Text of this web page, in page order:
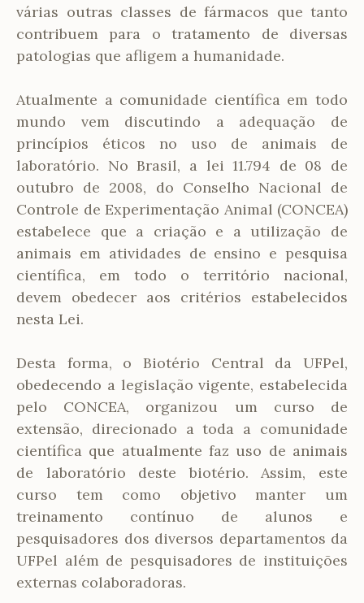
várias outras classes de fármacos que tanto
contribuem para o tratamento de diversas
patologias que afligem a humanidade.
Atualmente a comunidade científica em todo
mundo vem discutindo a adequação de
princípios éticos no uso de animais de
laboratório. No Brasil, a lei 11.794 de 08 de
outubro de 2008, do Conselho Nacional de
Controle de Experimentação Animal (CONCEA)
estabelece que a criação e a utilização de
animais em atividades de ensino e pesquisa
científica, em todo o território nacional,
devem obedecer aos critérios estabelecidos
nesta Lei.
Desta forma, o Biotério Central da UFPel,
obedecendo a legislação vigente, estabelecida
pelo CONCEA, organizou um curso de
extensão, direcionado a toda a comunidade
científica que atualmente faz uso de animais
de laboratório deste biotério. Assim, este
curso tem como objetivo manter um
treinamento contínuo de alunos e
pesquisadores dos diversos departamentos da
UFPel além de pesquisadores de instituições
externas colaboradoras.